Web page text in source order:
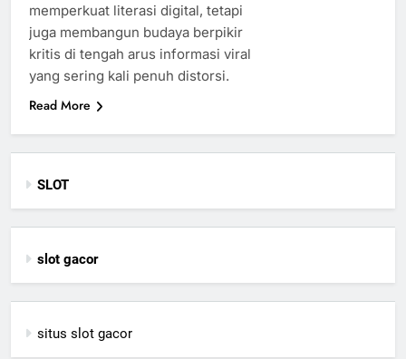
memperkuat literasi digital, tetapi
juga membangun budaya berpikir
kritis di tengah arus informasi viral
yang sering kali penuh distorsi.
Read More
SLOT
slot gacor
situs slot gacor